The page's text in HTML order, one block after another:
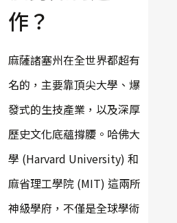
作？
麻薩諸塞州在全世界都超有
名的，主要靠頂尖大學、爆
發式的生技產業，以及深厚
歷史文化底蘊撐腰。哈佛大
學 (Harvard University) 和
麻省理工學院 (MIT) 這兩所
神級學府，不僅是全球學術